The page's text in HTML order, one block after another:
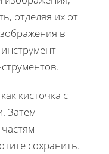
отделяя их от
в
кисточка с
Затем
сохранить.